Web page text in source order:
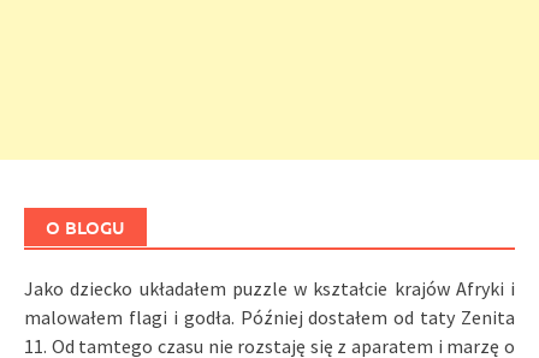
O BLOGU
Jako dziecko układałem puzzle w kształcie krajów Afryki i
malowałem flagi i godła. Później dostałem od taty Zenita
11. Od tamtego czasu nie rozstaję się z aparatem i marzę o